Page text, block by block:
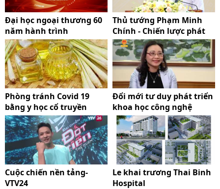
Đại học ngoại thương 60
năm hành trình
Thủ tướng Phạm Minh
Chính - Chiến lược phát
triển Khoa học và Công
nghệ
Phòng tránh Covid 19
bằng y học cổ truyền
Đổi mới tư duy phát triển
khoa học công nghệ
Cuộc chiến nền tảng-
VTV24
Le khai trương Thai Binh
Hospital